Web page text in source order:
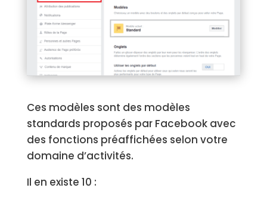
Ces modèles sont des modèles
standards proposés par Facebook avec
des fonctions préaffichées selon votre
domaine d’activités.
Il en existe 10 :